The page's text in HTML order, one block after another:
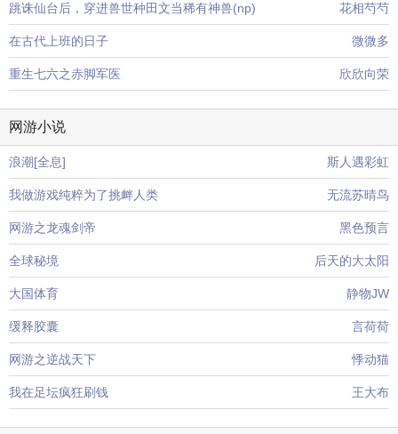
跳诛仙台后，穿进兽世种田文当稀有神兽(np) 花相芍芍
在古代上班的日子 微微多
重生七六之赤脚军医 欣欣向荣
网游小说
浪潮[全息] 斯人遇彩虹
我做游戏纯粹为了挑衅人类 无流苏晴鸟
网游之龙魂剑帝 黑色预言
全球秘境 后天的大太阳
大国体育 静物JW
缓释胶囊 言荷荷
网游之逆战天下 悸动猫
我在足坛疯狂刷钱 王大布